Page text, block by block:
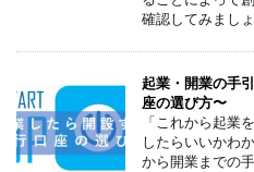
確認してみましょ
起業・開業の手
座の選び方〜
「これから起業
したらいいかわ
から開業までの